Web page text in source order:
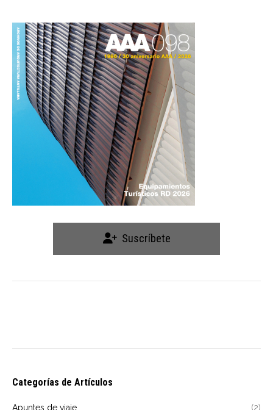
Suscríbete
Categorías de Artículos
Apuntes de viaje
(2)